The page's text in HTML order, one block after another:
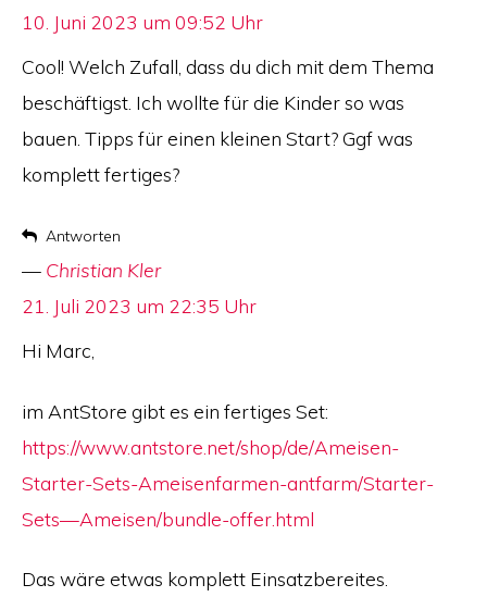
says:
10. Juni 2023 um 09:52 Uhr
Cool! Welch Zufall, dass du dich mit dem Thema
beschäftigst. Ich wollte für die Kinder so was
bauen. Tipps für einen kleinen Start? Ggf was
komplett fertiges?
Antworten
Christian Kler
says:
21. Juli 2023 um 22:35 Uhr
Hi Marc,
im AntStore gibt es ein fertiges Set:
https://www.antstore.net/shop/de/Ameisen-
Starter-Sets-Ameisenfarmen-antfarm/Starter-
Sets—Ameisen/bundle-offer.html
Das wäre etwas komplett Einsatzbereites.